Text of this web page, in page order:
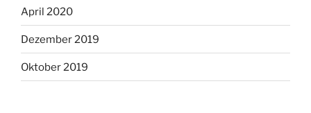
April 2020
Dezember 2019
Oktober 2019